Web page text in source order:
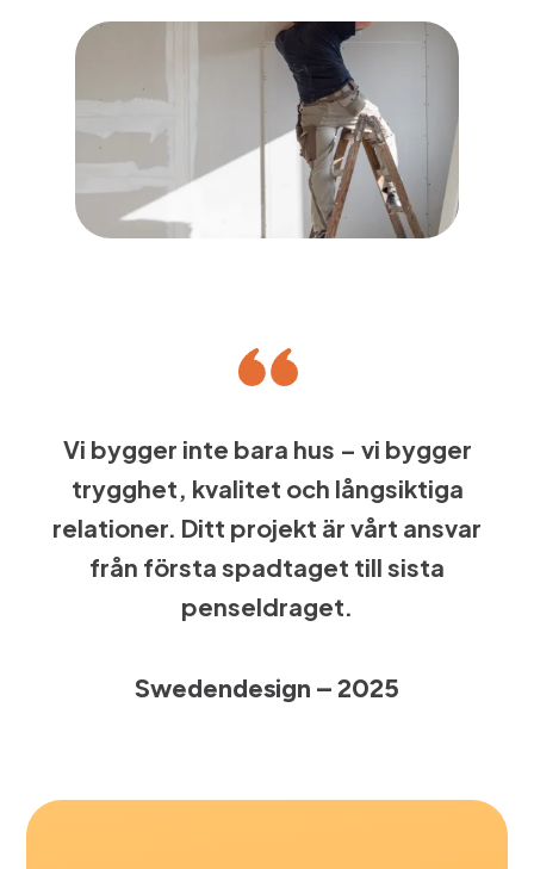
Vi bygger inte bara hus – vi bygger
trygghet, kvalitet och långsiktiga
relationer. Ditt projekt är vårt ansvar
från första spadtaget till sista
penseldraget.
Swedendesign – 2025